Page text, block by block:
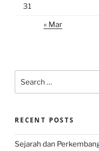
31
« Mar
for:
RECENT POSTS
Sejarah dan